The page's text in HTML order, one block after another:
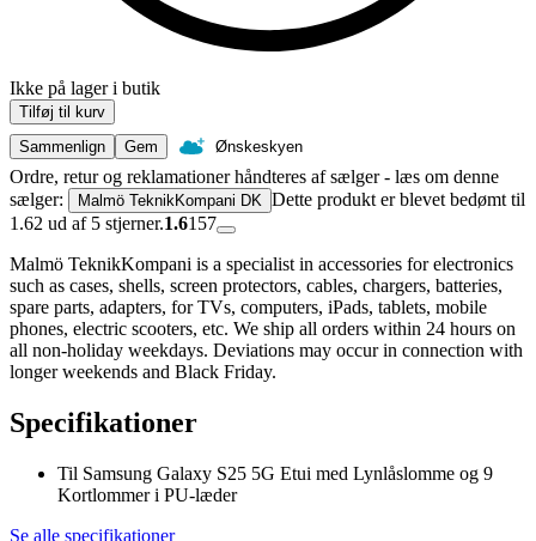
Ikke på lager i butik
Tilføj til kurv
Sammenlign
Gem Ønskeskyen
Ordre, retur og reklamationer håndteres af sælger - læs om denne
sælger:
Malmö TeknikKompani DK Dette produkt er blevet bedømt til
1.62 ud af 5 stjerner.1.6157
Malmö TeknikKompani is a specialist in accessories for electronics
such as cases, shells, screen protectors, cables, chargers, batteries,
spare parts, adapters, for TVs, computers, iPads, tablets, mobile
phones, electric scooters, etc. We ship all orders within 24 hours on
all non-holiday weekdays. Deviations may occur in connection with
longer weekends and Black Friday.
Specifikationer
Til Samsung Galaxy S25 5G Etui med Lynlåslomme og 9
Kortlommer i PU-læder
Se alle specifikationer